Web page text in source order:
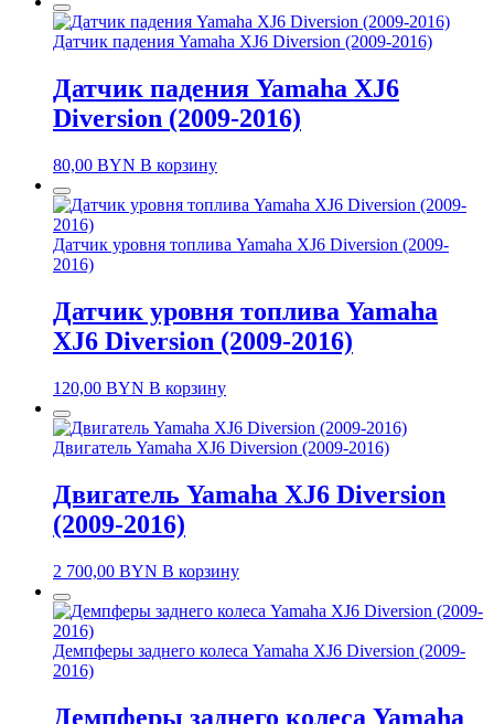
Датчик падения Yamaha XJ6 Diversion (2009-2016)
Датчик падения Yamaha XJ6
Diversion (2009-2016)
80,00 BYN В корзину
Датчик уровня топлива Yamaha XJ6 Diversion (2009-
2016)
Датчик уровня топлива Yamaha
XJ6 Diversion (2009-2016)
120,00 BYN В корзину
Двигатель Yamaha XJ6 Diversion (2009-2016)
Двигатель Yamaha XJ6 Diversion
(2009-2016)
2 700,00 BYN В корзину
Демпферы заднего колеса Yamaha XJ6 Diversion (2009-
2016)
Демпферы заднего колеса Yamaha